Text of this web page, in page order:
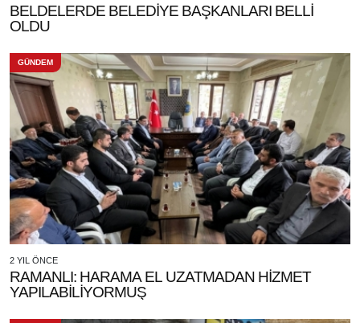
BELDELERDE BELEDİYE BAŞKANLARI BELLİ
OLDU
GÜNDEM
2 YIL ÖNCE
RAMANLI: HARAMA EL UZATMADAN HİZMET
YAPILABİLİYORMUŞ